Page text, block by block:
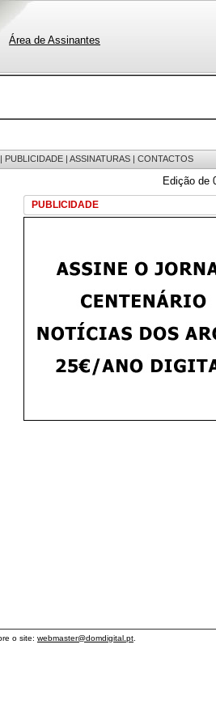
Área de Assinantes
| PUBLICIDADE | ASSINATURAS | CONTACTOS
Edição de
PUBLICIDADE
o site: webmaster@domdigital.pt